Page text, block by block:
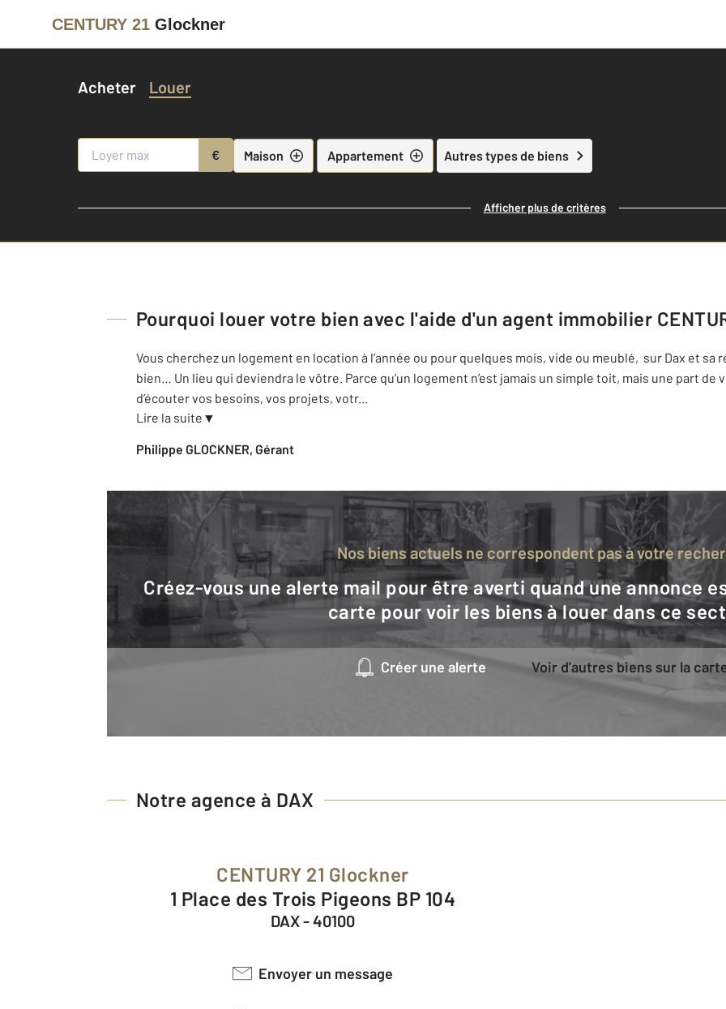
CENTURY 21 Glockner
Acheter Louer
€ Maison Appartement Autres types de biens
Afficher plus de critères
Pourquoi louer votre bien avec l'aide d'un agent immobilier
Vous cherchez un logement en location à l’année ou pour quelques mois, vide ou meublé, sur Dax et sa
bien… Un lieu qui deviendra le vôtre. Parce qu’un logement n’est jamais un simple toit, mais une part
d’écouter vos besoins, vos projets, votr...
Lire la suite ▼
Philippe GLOCKNER, Gérant
Nos biens actuels ne correspondent pas à votre
Créez-vous une alerte mail pour être averti quand une annonce est en ligne et consultez la
carte pour voir les biens à louer dans ce
Créer une alerte Voir d'autres biens sur la
Notre agence à DAX
CENTURY 21 Glockner
1 Place des Trois Pigeons BP 104
DAX - 40100
Envoyer un message